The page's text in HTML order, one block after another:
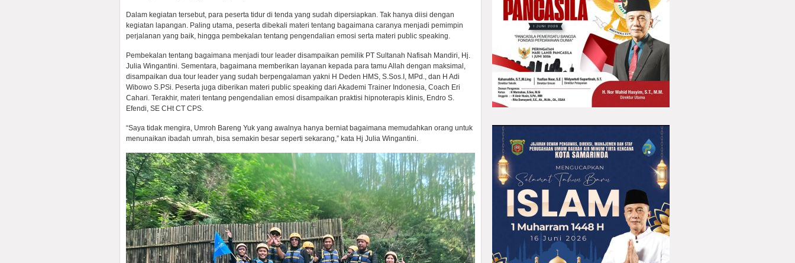
Dalam kegiatan tersebut, para peserta tidur di tenda yang sudah dipersiapkan. Tak hanya diisi dengan
kegiatan lapangan. Paling utama, peserta dibekali materi tentang bagaimana caranya menjadi pemimpin
perjalanan yang baik, hingga pembekalan tentang pengendalian emosi serta materi public speaking.
Pembekalan tentang bagaimana menjadi tour leader disampaikan pemilik PT Sultanah Nafisah Mandiri, Hj.
Julia Wingantini. Sementara, bagaimana memberikan layanan kepada para tamu Allah dengan maksimal,
disampaikan dua tour leader yang sudah berpengalaman yakni H Deden HMS, S.Sos.I, MPd., dan H Adi
Wibowo S.PSi. Peserta juga diberikan materi public speaking dari Akademi Trainer Indonesia, Coach Eri
Cahari. Terakhir, materi tentang pengendalian emosi disampaikan praktisi hipnoterapis klinis, Endro S.
Efendi, SE CHt CT CPS.
“Saya tidak mengira, Umroh Bareng Yuk yang awalnya hanya berniat bagaimana memudahkan orang untuk
menunaikan ibadah umrah, bisa semakin besar seperti sekarang,” kata Hj Julia Wingantini.